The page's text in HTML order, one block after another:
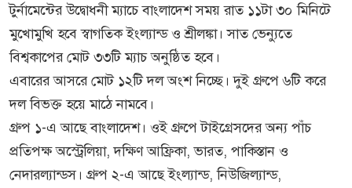
টুর্নামেন্টের উদ্বোধনী ম্যাচে বাংলাদেশ সময় রাত ১১টা ৩০ মিনিটে
মুখোমুখি হবে স্বাগতিক ইংল্যান্ড ও শ্রীলঙ্কা। সাত ভেন্যুতে
বিশ্বকাপের মোট ৩৩টি ম্যাচ অনুষ্ঠিত হবে।
এবারের আসরে মোট ১২টি দল অংশ নিচ্ছে। দুই গ্রুপে ৬টি করে
দল বিভক্ত হয়ে মাঠে নামবে।
গ্রুপ ১-এ আছে বাংলাদেশ। ওই গ্রুপে টাইগ্রেসদের অন্য পাঁচ
প্রতিপক্ষ অস্ট্রেলিয়া, দক্ষিণ আফ্রিকা, ভারত, পাকিস্তান ও
নেদারল্যান্ডস। গ্রুপ ২-এ আছে ইংল্যান্ড, নিউজিল্যান্ড,